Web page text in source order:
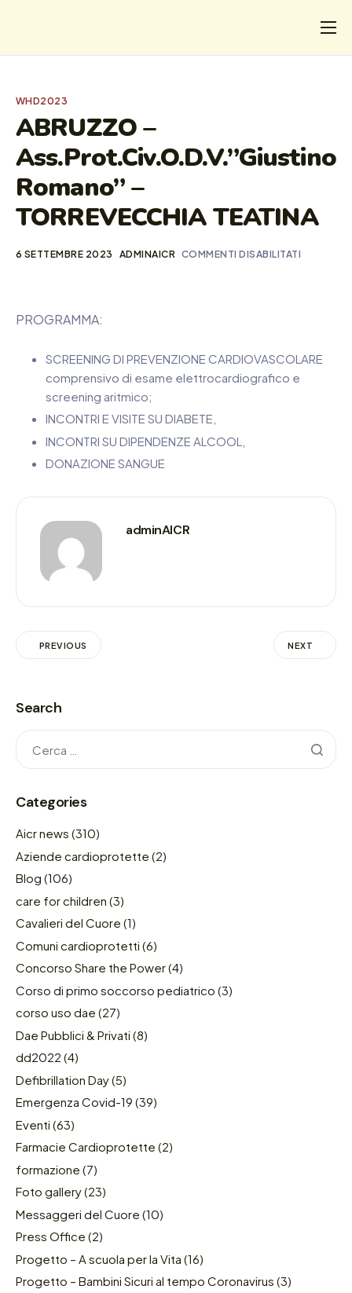
CHI
I SALVATI
FORMAZIONE
PROGETTI
NEWS
WHD2023
ABRUZZO –
Ass.Prot.Civ.O.D.V.”Giustino
Romano” –
TORREVECCHIA TEATINA
6 SETTEMBRE 2023 ADMINAICR COMMENTI DISABILITATI
PROGRAMMA:
SCREENING DI PREVENZIONE CARDIOVASCOLARE
comprensivo di esame elettrocardiografico e
screening aritmico;
INCONTRI E VISITE SU DIABETE,
INCONTRI SU DIPENDENZE ALCOOL,
DONAZIONE SANGUE
adminAICR
PREVIOUS NEXT
Search
Categories
Aicr news (310)
Aziende cardioprotette (2)
Blog (106)
care for children (3)
Cavalieri del Cuore (1)
Comuni cardioprotetti (6)
Concorso Share the Power(4)
Corso di primo soccorso pediatrico (3)
corso uso dae (27)
Dae Pubblici & Privati (8)
dd2022 (4)
Defibrillation Day(5)
Emergenza Covid-19 (39)
Eventi (63)
Farmacie Cardioprotette (2)
formazione (7)
Foto gallery(23)
Messaggeri del Cuore (10)
Press Office (2)
Progetto – A scuola per la Vita (16)
Progetto – Bambini Sicuri al tempo Coronavirus (3)